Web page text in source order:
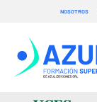
contenido
NOSOTROS